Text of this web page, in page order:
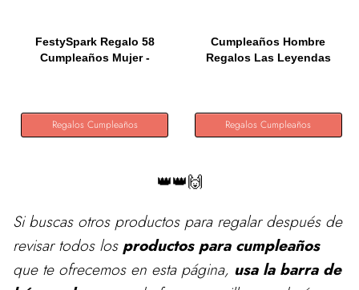
FestySpark Regalo 58
Cumpleaños Mujer -
Regalos Cumpleaños
Cumpleaños Hombre
Regalos Las Leyendas
Regalos Cumpleaños
👑👑🙌
Si buscas otros productos para regalardespués de
revisar todos los productos para cumpleaños
que te ofrecemos en esta página, usa la barra de